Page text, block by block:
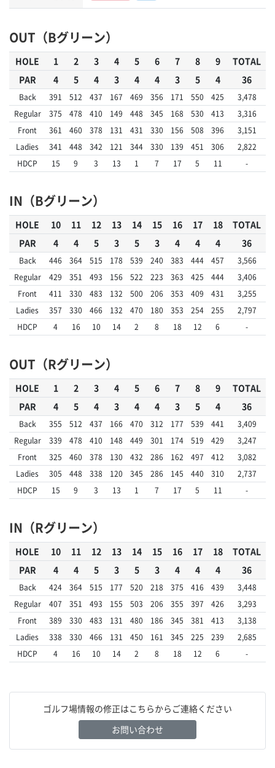
OUT（Bグリーン）
HOLE 1 2 3 4 5 6 7 8 9
TOTAL
PAR
4 5 4 3 4 4 3 5 4 36
Back 391 512 437 167 469 356 171 550 425
3,478
Regular
375 478 410 149 448 345 168 530 413
3,316
Front
361 460 378 131 431 330 156 508 396
3,151
Ladies
341 448 342 121 344 330 139 451 306
2,822
HDCP
15 9 3 13 1 7 17 5 11 -
IN（Bグリーン）
HOLE 10 11 12 13 14 15 16 17 18
TOTAL
PAR
4 4 5 3 5 3 4 4 4 36
Back 446 364 515 178 539 240 383 444 457
3,566
Regular
429 351 493 156 522 223 363 425 444
3,406
Front
411 330 483 132 500 206 353 409 431
3,255
Ladies
357 330 466 132 470 180 353 254 255
2,797
HDCP
4 16 10 14 2 8 18 12 6 -
OUT（Rグリーン）
HOLE 1 2 3 4 5 6 7 8 9
TOTAL
PAR
4 5 4 3 4 4 3 5 4 36
Back 355 512 437 166 470 312 177 539 441
3,409
Regular
339 478 410 148 449 301 174 519 429
3,247
Front
325 460 378 130 432 286 162 497 412
3,082
Ladies
305 448 338 120 345 286 145 440 310
2,737
HDCP
15 9 3 13 1 7 17 5 11 -
IN（Rグリーン）
HOLE 10 11 12 13 14 15 16 17 18
TOTAL
PAR
4 4 5 3 5 3 4 4 4 36
Back 424 364 515 177 520 218 375 416 439
3,448
Regular
407 351 493 155 503 206 355 397 426
3,293
Front
389 330 483 131 480 186 345 381 413
3,138
Ladies
338 330 466 131 450 161 345 225 239
2,685
HDCP
4 16 10 14 2 8 18 12 6 -
ゴルフ場情報の修正はこちらからご連絡ください
お問い合わせ